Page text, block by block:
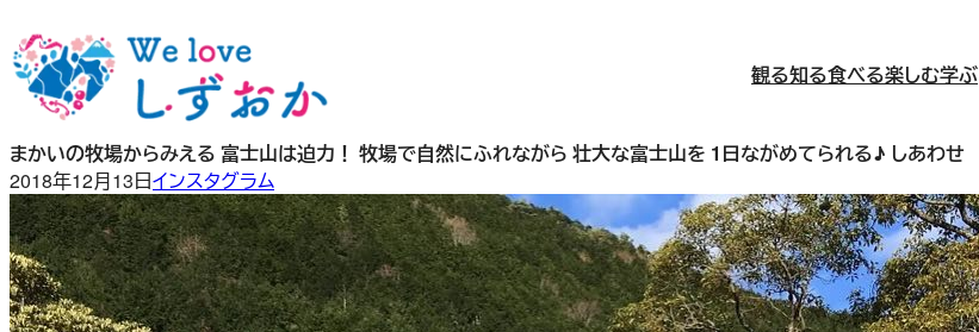
容
を
ッ
プ
観る知る食べる楽しむ学ぶ
まかいの牧場からみえる 富士山は迫力！ 牧場で自然にふれながら 壮大な富士山を 1日ながめてられる♪ しあわせ
2018年12月13日インスタグラム